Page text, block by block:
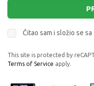
Čitao sam i složio se sa
This site is protected by
Terms of Service apply.